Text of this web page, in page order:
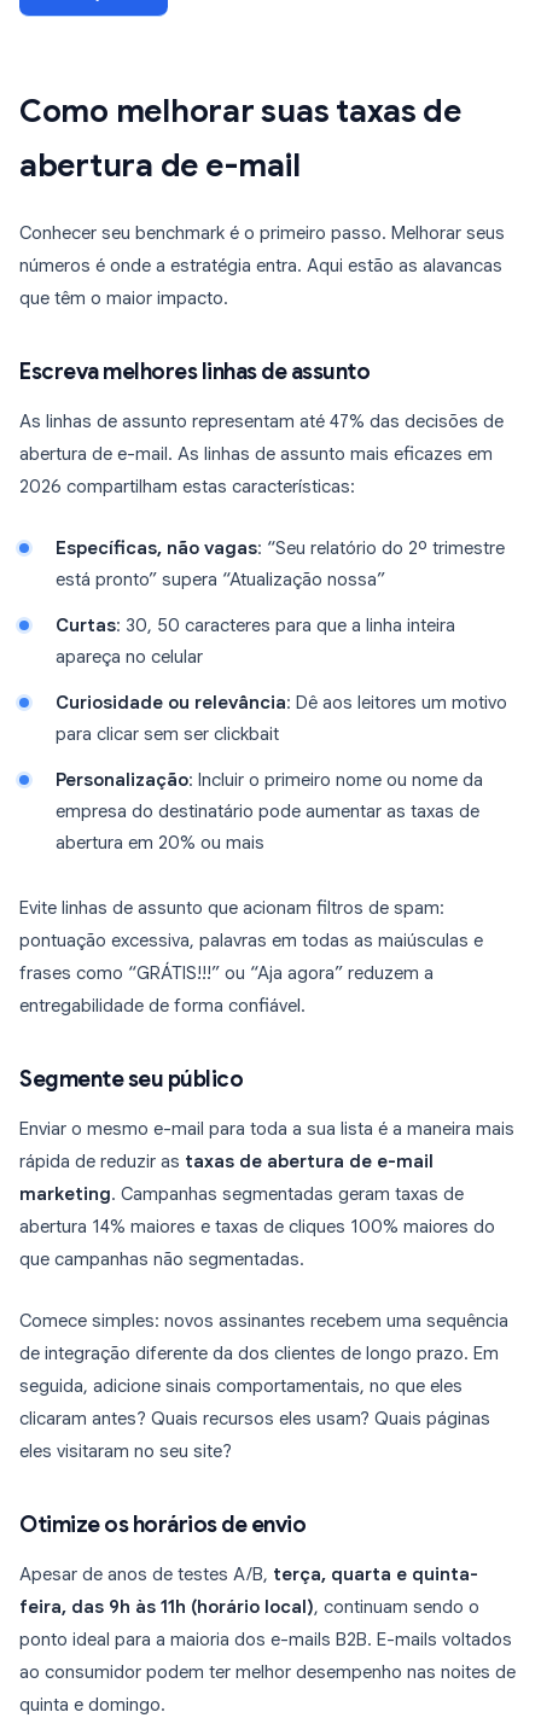
Como melhorar suas taxas de
abertura de e-mail
Conhecer seu benchmark é o primeiro passo. Melhorar seus
números é onde a estratégia entra. Aqui estão as alavancas
que têm o maior impacto.
Escreva melhores linhas de assunto
As linhas de assunto representam até 47% das decisões de
abertura de e-mail. As linhas de assunto mais eficazes em
2026 compartilham estas características:
Específicas, não vagas: “Seu relatório do 2º trimestre
está pronto” supera “Atualização nossa”
Curtas: 30, 50 caracteres para que a linha inteira
apareça no celular
Curiosidade ou relevância: Dê aos leitores um motivo
para clicar sem ser clickbait
Personalização: Incluir o primeiro nome ou nome da
empresa do destinatário pode aumentar as taxas de
abertura em 20% ou mais
Evite linhas de assunto que acionam filtros de spam:
pontuação excessiva, palavras em todas as maiúsculas e
frases como “GRÁTIS!!!” ou “Aja agora” reduzem a
entregabilidade de forma confiável.
Segmente seu público
Enviar o mesmo e-mail para toda a sua lista é a maneira mais
rápida de reduzir as taxas de abertura de e-mail
marketing. Campanhas segmentadas geram taxas de
abertura 14% maiores e taxas de cliques 100% maiores do
que campanhas não segmentadas.
Comece simples: novos assinantes recebem uma sequência
de integração diferente da dos clientes de longo prazo. Em
seguida, adicione sinais comportamentais, no que eles
clicaram antes? Quais recursos eles usam? Quais páginas
eles visitaram no seu site?
Otimize os horários de envio
Apesar de anos de testes A/B, terça, quarta e quinta-
feira, das 9h às 11h (horário local), continuam sendo o
ponto ideal para a maioria dos e-mails B2B. E-mails voltados
ao consumidor podem ter melhor desempenho nas noites de
quinta e domingo.